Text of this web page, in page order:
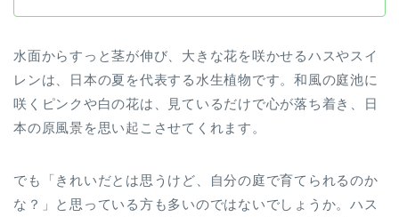
水面からすっと茎が伸び、大きな花を咲かせるハスやスイ
レンは、日本の夏を代表する水生植物です。和風の庭池に
咲くピンクや白の花は、見ているだけで心が落ち着き、日
本の原風景を思い起こさせてくれます。
でも「きれいだとは思うけど、自分の庭で育てられるのか
な？」と思っている方も多いのではないでしょうか。ハス